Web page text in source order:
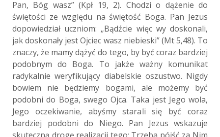
Pan, Bóg wasz” (Kpł 19, 2). Chodzi o dążenie do
świętości ze względu na świętość Boga. Pan Jezus
dopowiedział uczniom: „Bądźcie więc wy doskonali,
jak doskonały jest Ojciec wasz niebieski” (Mt 5,48). To
znaczy, że mamy dążyć do tego, by być coraz bardziej
podobnym do Boga. To jakże ważny komunikat
radykalnie weryfikujący diabelskie oszustwo. Nigdy
bowiem nie będziemy bogami, ale możemy być
podobni do Boga, swego Ojca. Taka jest Jego wola,
Jego oczekiwanie, abyśmy starali się być coraz
bardziej podobni do Niego. Pan Jezus wskazuje